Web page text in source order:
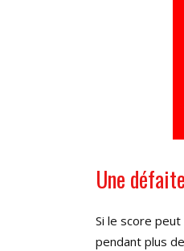
Une
Si le score
pendant plus